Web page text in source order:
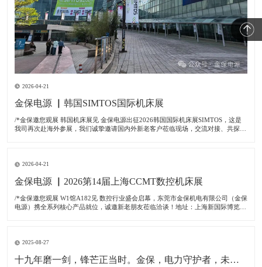
2026-04-21
金保电源 ▏韩国SIMTOS国际机床展
/*金保邀您观展 韩国机床展见 金保电源出征2026韩国国际机床展SIMTOS，这是
我司再次赴海外参展，我们诚挚邀请国内外新老客户莅临现场，交流对接、共探商
2026-04-21
金保电源 ▏2026第14届上海CCMT数控机床展
/*金保邀您观展 W1馆A182见 数控行业盛会启幕，东莞市金保机电有限公司（金保
电源）携全系列核心产品就位，诚邀新老朋友莅临洽谈！地址：上海新国际博览中
2025-08-27
十九年磨一剑，锋芒正当时。金保，电力守护者，未来更可期